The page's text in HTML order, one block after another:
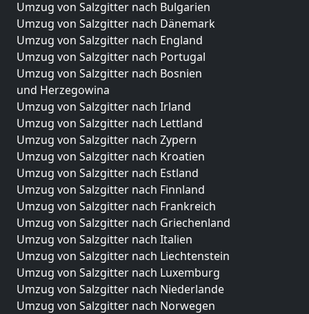
Umzug von Salzgitter nach Bulgarien
Umzug von Salzgitter nach Dänemark
Umzug von Salzgitter nach England
Umzug von Salzgitter nach Portugal
Umzug von Salzgitter nach Bosnien
und Herzegowina
Umzug von Salzgitter nach Irland
Umzug von Salzgitter nach Lettland
Umzug von Salzgitter nach Zypern
Umzug von Salzgitter nach Kroatien
Umzug von Salzgitter nach Estland
Umzug von Salzgitter nach Finnland
Umzug von Salzgitter nach Frankreich
Umzug von Salzgitter nach Griechenland
Umzug von Salzgitter nach Italien
Umzug von Salzgitter nach Liechtenstein
Umzug von Salzgitter nach Luxemburg
Umzug von Salzgitter nach Niederlande
Umzug von Salzgitter nach Norwegen